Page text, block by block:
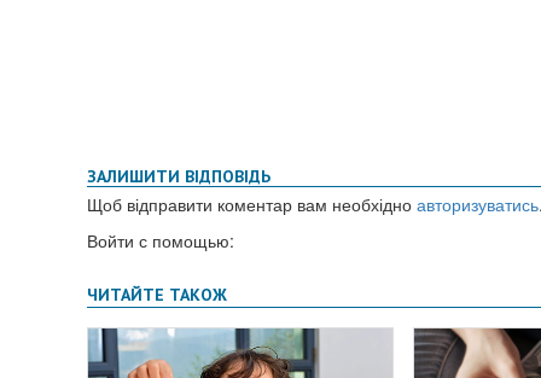
ЗАЛИШИТИ ВІДПОВІДЬ
Щоб відправити коментар вам необхідно авторизуватись
Войти с помощью: